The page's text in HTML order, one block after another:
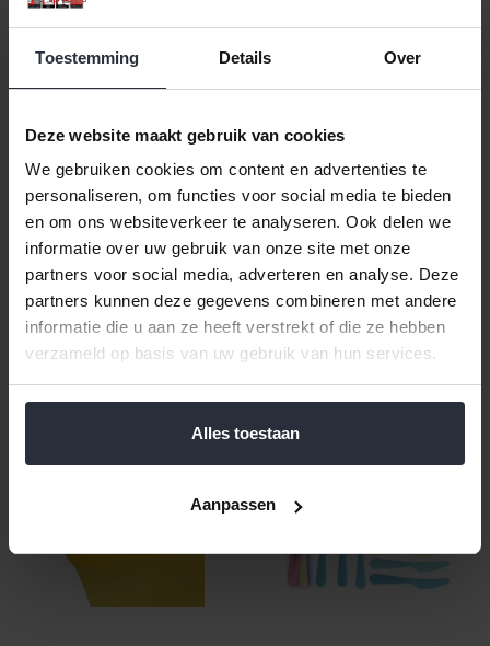
Toestemming Details Over
Deze website maakt gebruik van cookies
We gebruiken cookies om content en advertenties te
personaliseren, om functies voor social media te bieden
en om ons websiteverkeer te analyseren. Ook delen we
informatie over uw gebruik van onze site met onze
partners voor social media, adverteren en analyse. Deze
partners kunnen deze gegevens combineren met andere
informatie die u aan ze heeft verstrekt of die ze hebben
verzameld op basis van uw gebruik van hun services.
Alles toestaan
Aanpassen
Bamboe pin - Party prikker
12cm set/50
€0,89 Incl. btw
€0,74 Excl. btw
Beschikbaar
In winkelwagen
Servet 33x33cm BBQ Party
set 20 stuks
€2,49 Incl. btw
€2,06 Excl. btw
Beschikbaar
In winkelwagen